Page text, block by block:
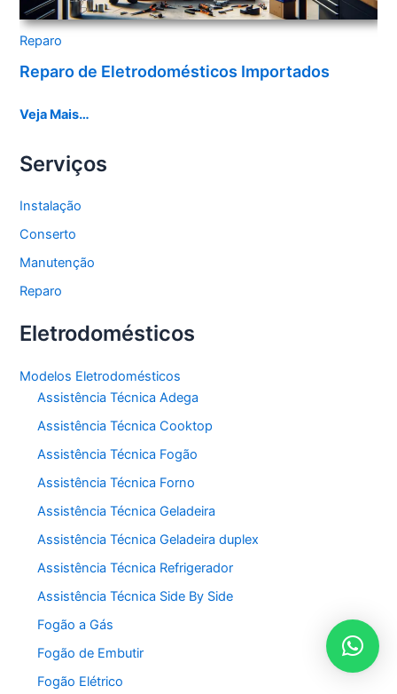
Reparo
Reparo de Eletrodomésticos Importados
Veja Mais…
Serviços
Instalação
Conserto
Manutenção
Reparo
Eletrodomésticos
Modelos Eletrodomésticos
Assistência Técnica Adega
Assistência Técnica Cooktop
Assistência Técnica Fogão
Assistência Técnica Forno
Assistência Técnica Geladeira
Assistência Técnica Geladeira duplex
Assistência Técnica Refrigerador
Assistência Técnica Side By Side
Fogão a Gás
Fogão de Embutir
Fogão Elétrico